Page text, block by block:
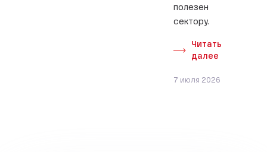
полезен
сектору.
Читать
далее
7 июля 2026